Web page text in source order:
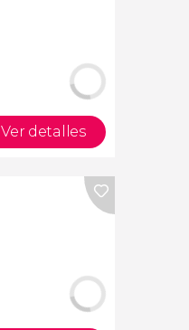
Ver detalles